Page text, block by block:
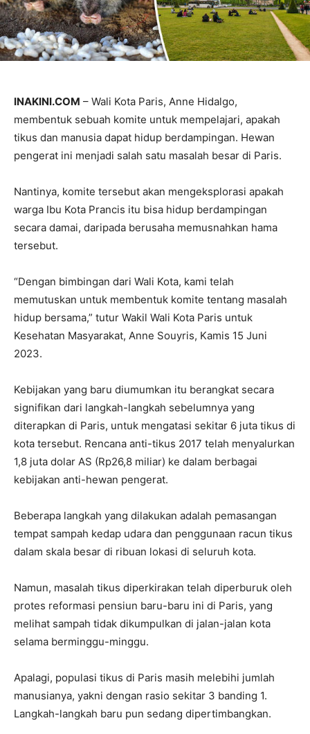
INAKINI.COM – Wali Kota Paris, Anne Hidalgo,
membentuk sebuah komite untuk mempelajari, apakah
tikus dan manusia dapat hidup berdampingan. Hewan
pengerat ini menjadi salah satu masalah besar di Paris.
Nantinya, komite tersebut akan mengeksplorasi apakah
warga Ibu Kota Prancis itu bisa hidup berdampingan
secara damai, daripada berusaha memusnahkan hama
tersebut.
“Dengan bimbingan dari Wali Kota, kami telah
memutuskan untuk membentuk komite tentang masalah
hidup bersama,” tutur Wakil Wali Kota Paris untuk
Kesehatan Masyarakat, Anne Souyris, Kamis 15 Juni
2023.
Kebijakan yang baru diumumkan itu berangkat secara
signifikan dari langkah-langkah sebelumnya yang
diterapkan di Paris, untuk mengatasi sekitar 6 juta tikus di
kota tersebut. Rencana anti-tikus 2017 telah menyalurkan
1,8 juta dolar AS (Rp26,8 miliar) ke dalam berbagai
kebijakan anti-hewan pengerat.
Beberapa langkah yang dilakukan adalah pemasangan
tempat sampah kedap udara dan penggunaan racun tikus
dalam skala besar di ribuan lokasi di seluruh kota.
Namun, masalah tikus diperkirakan telah diperburuk oleh
protes reformasi pensiun baru-baru ini di Paris, yang
melihat sampah tidak dikumpulkan di jalan-jalan kota
selama berminggu-minggu.
Apalagi, populasi tikus di Paris masih melebihi jumlah
manusianya, yakni dengan rasio sekitar 3 banding 1.
Langkah-langkah baru pun sedang dipertimbangkan.